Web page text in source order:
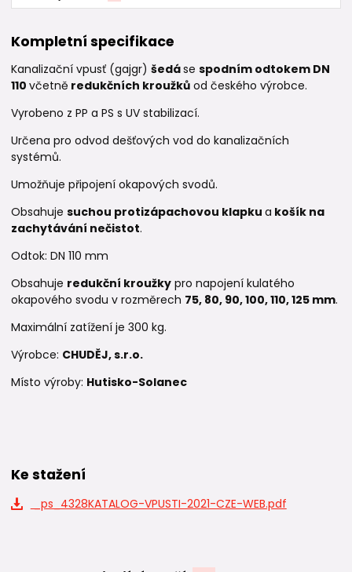
Kompletní specifikace
Kanalizační vpusť (gajgr) šedáse spodním odtokem DN
110 včetně redukčních kroužků od českého výrobce.
Vyrobeno z PP a PS s UV stabilizací.
Určena pro odvod dešťových vod do kanalizačních
systémů.
Umožňuje připojení okapových svodů.
Obsahuje suchou protizápachovou klapku a košík na
zachytávání nečistot.
Odtok: DN 110 mm
Obsahuje redukční kroužky pro napojení kulatého
okapového svodu v rozměrech 75, 80, 90, 100, 110, 125 mm.
Maximální zatížení je 300 kg.
Výrobce: CHUDĚJ, s.r.o.
Místo výroby: Hutisko-Solanec
Ke stažení
_ps_4328KATALOG-VPUSTI-2021-CZE-WEB.pdf